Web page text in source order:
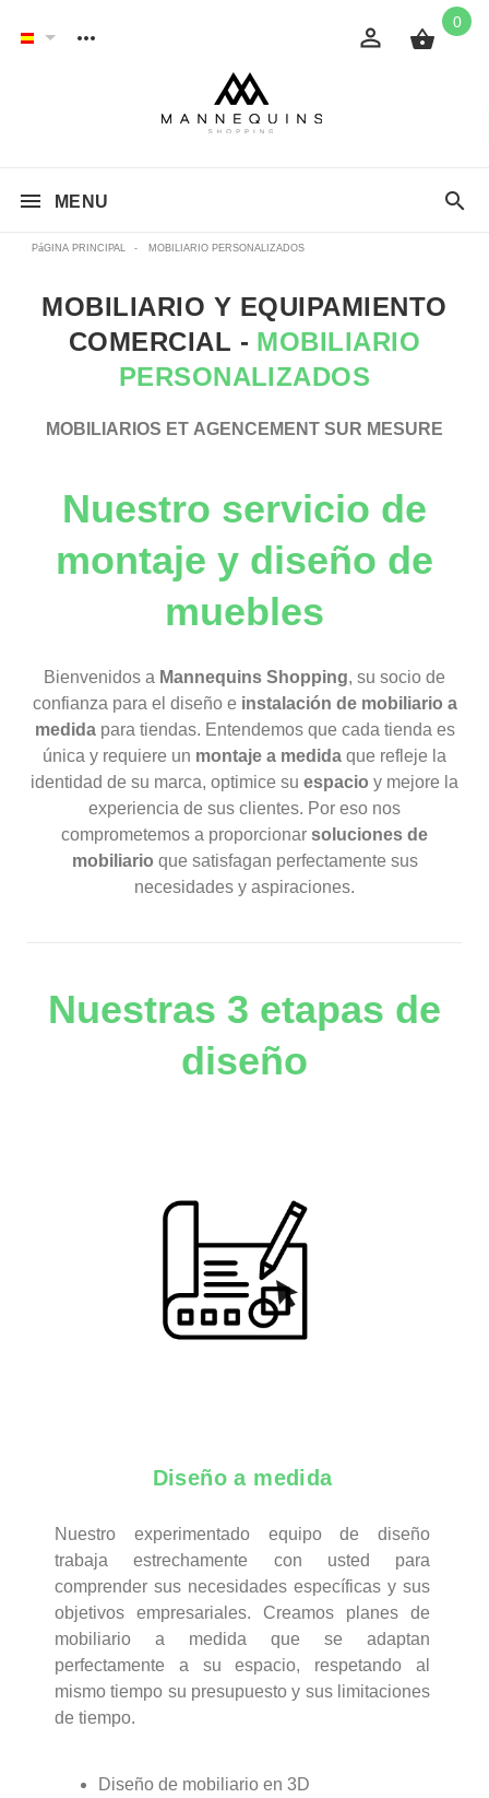
0
MENU
PáGINA PRINCIPAL - MOBILIARIO PERSONALIZADOS
MOBILIARIO Y EQUIPAMIENTO
COMERCIAL - MOBILIARIO
PERSONALIZADOS
MOBILIARIOS ET AGENCEMENT SUR MESURE
Nuestro servicio de
montaje y diseño de
muebles
Bienvenidos a Mannequins Shopping, su socio de
confianza para el diseño e instalación de mobiliario a
medidapara tiendas. Entendemos que cada tienda es
única y requiere un montaje a medida que refleje la
identidad de su marca, optimice su espacio y mejore la
experiencia de sus clientes. Por eso nos
comprometemos a proporcionar soluciones de
mobiliario que satisfagan perfectamente sus
necesidades y aspiraciones.
Nuestras 3 etapas de
diseño
Diseño a medida
Nuestro experimentado equipo de diseño
trabaja estrechamente con usted para
comprender sus necesidades específicas y sus
objetivos empresariales. Creamos planes de
mobiliario a medida que se adaptan
perfectamente a su espacio, respetando al
mismo tiempo su presupuesto y sus limitaciones
de tiempo.
Diseño de mobiliario en 3D